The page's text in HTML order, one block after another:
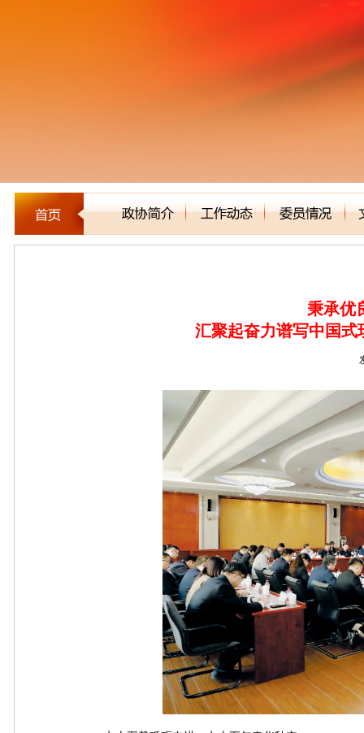
秉承优
汇聚起奋力谱写中国